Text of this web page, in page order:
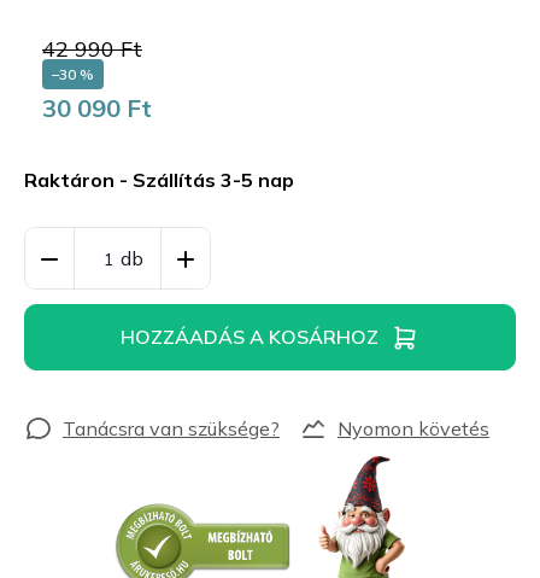
42 990 Ft
–30 %
30 090 Ft
Raktáron - Szállítás 3-5 nap
HOZZÁADÁS A KOSÁRHOZ
Nyomon követés